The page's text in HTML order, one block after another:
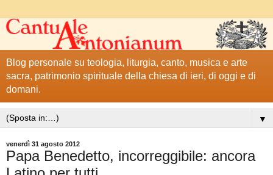
Blog personale su teologia, liturgia, canto, musica e arte
sacra, patrimonio spirituale della chiesa di ieri, di oggi e di
domani.
▼
venerdì 31 agosto 2012
Papa Benedetto, incorreggibile: ancora